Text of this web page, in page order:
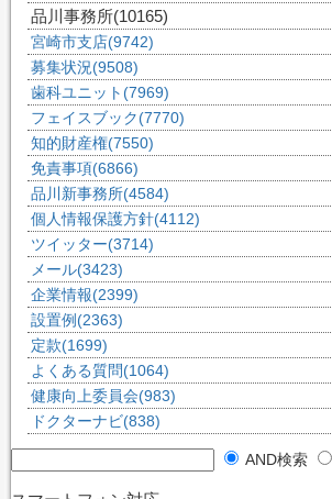
品川事務所(10165)
宮崎市支店(9742)
募集状況(9508)
歯科ユニット (7969)
フェイスブック(7770)
知的財産権(7550)
免責事項(6866)
品川新事務所(4584)
個人情報保護方針(4112)
ツイッター(3714)
メール(3423)
企業情報(2399)
設置例 (2363)
定款(1699)
よくある質問(1064)
健康向上委員会(983)
ドクターナビ(838)
AND検索